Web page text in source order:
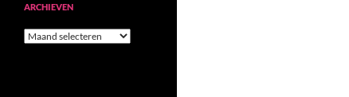
ARCHIEVEN
Archieven